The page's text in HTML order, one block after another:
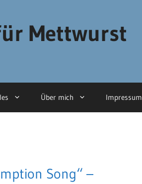
Mettwurst
Über mich Impressum
Song“ –